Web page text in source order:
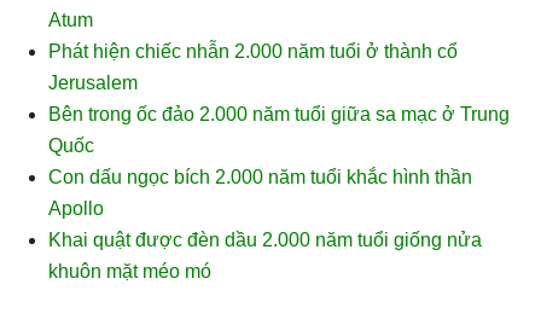
Atum
Phát hiện chiếc nhẫn 2.000 năm tuổi ở thành cổ
Jerusalem
Bên trong ốc đảo 2.000 năm tuổi giữa sa mạc ở Trung
Quốc
Con dấu ngọc bích 2.000 năm tuổi khắc hình thần
Apollo
Khai quật được đèn dầu 2.000 năm tuổi giống nửa
khuôn mặt méo mó